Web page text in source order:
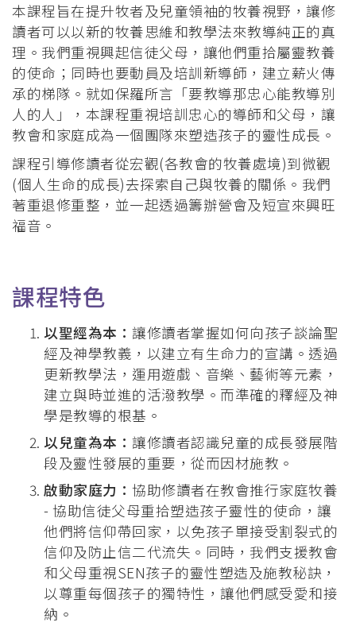
本課程旨在提升牧者及兒童領袖的牧養視野，讓修
讀者可以以新的牧養思維和教學法來教導純正的真
理。我們重視興起信徒父母，讓他們重拾屬靈教養
的使命；同時也要動員及培訓新導師，建立薪火傳
承的梯隊。就如保羅所言「要教導那忠心能教導別
人的人」，本課程重視培訓忠心的導師和父母，讓
教會和家庭成為一個團隊來塑造孩子的靈性成長。
課程引導修讀者從宏觀(各教會的牧養處境)到微觀
(個人生命的成長)去探索自己與牧養的關係。我們
著重退修重整，並一起透過籌辦營會及短宣來興旺
福音。
課程特色
以聖經為本： 讓修讀者掌握如何向孩子談論聖
經及神學教義，以建立有生命力的宣講。透過
更新教學法，運用遊戲、音樂、藝術等元素，
建立與時並進的活潑教學。而準確的釋經及神
學是教導的根基。
以兒童為本： 讓修讀者認識兒童的成長發展階
段及靈性發展的重要，從而因材施教。
啟動家庭力： 協助修讀者在教會推行家庭牧養
- 協助信徒父母重拾塑造孩子靈性的使命，讓
他們將信仰帶回家，以免孩子單接受割裂式的
信仰及防止信二代流失。同時，我們支援教會
和父母重視SEN孩子的靈性塑造及施教秘訣，
以尊重每個孩子的獨特性，讓他們感受愛和接
納。